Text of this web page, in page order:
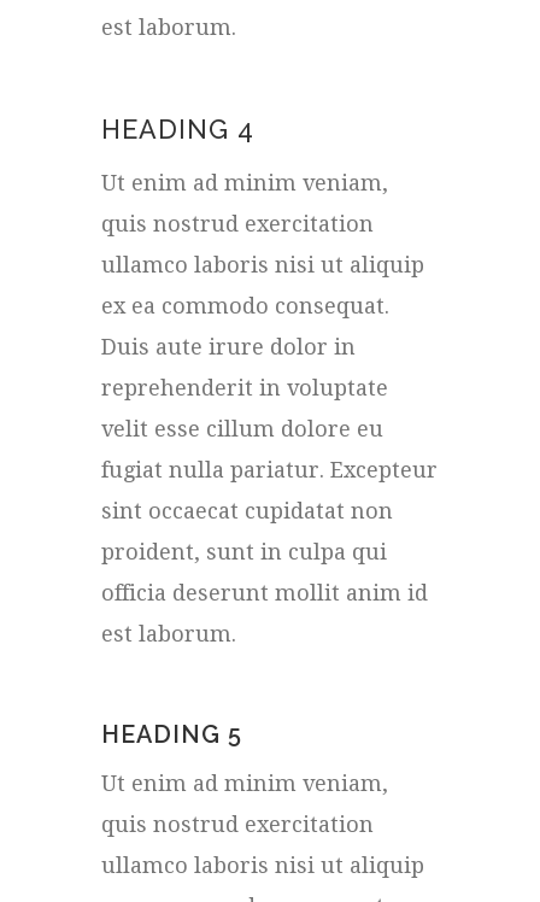
est laborum.
HEADING 4
Ut enim ad minim veniam,
quis nostrud exercitation
ullamco laboris nisi ut aliquip
ex ea commodo consequat.
Duis aute irure dolor in
reprehenderit in voluptate
velit esse cillum dolore eu
fugiat nulla pariatur. Excepteur
sint occaecat cupidatat non
proident, sunt in culpa qui
officia deserunt mollit anim id
est laborum.
HEADING 5
Ut enim ad minim veniam,
quis nostrud exercitation
ullamco laboris nisi ut aliquip